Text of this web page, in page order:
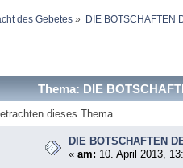
des Gebetes» DIE BOTSCHAFTEN
Thema: DIE
dieses Thema.
DIE BOTSCHAFTEN
«am: 10. April 2013,